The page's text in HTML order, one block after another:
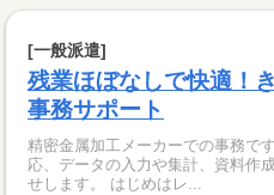
[一般派遣]
残業ほぼなしで快適！
事務サポート
精密金属加工メーカーでの事務で
応、データの入力や集計、資料作
せします。 はじめはレ...